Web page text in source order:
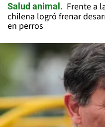
Salud animal
Frente a
chilena logró frenar
en perros